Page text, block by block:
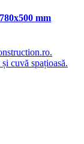
mm
cuvă spațioasă.